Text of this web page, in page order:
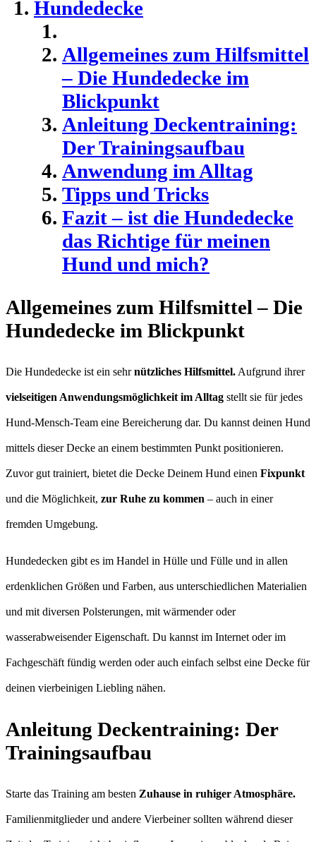
Hundedecke
Allgemeines zum Hilfsmittel
– Die Hundedecke im
Blickpunkt
Anleitung Deckentraining:
Der Trainingsaufbau
Anwendung im Alltag
Tipps und Tricks
Fazit – ist die Hundedecke
das Richtige für meinen
Hund und mich?
Allgemeines zum Hilfsmittel – Die
Hundedecke im Blickpunkt
Die Hundedecke ist ein sehrnützliches Hilfsmittel. Aufgrund ihrer
vielseitigen Anwendungsmöglichkeit im Alltag stellt sie für jedes
Hund-Mensch-Team eine Bereicherung dar. Du kannst deinen Hund
mittels dieser Decke an einem bestimmten Punkt positionieren.
Zuvor gut trainiert, bietet die Decke Deinem Hund einen Fixpunkt
und die Möglichkeit, zur Ruhe zu kommen – auch in einer
fremden Umgebung.
Hundedecken gibt es im Handel in Hülle und Fülle und in allen
erdenklichen Größen und Farben, aus unterschiedlichen Materialien
und mit diversen Polsterungen, mit wärmender oder
wasserabweisender Eigenschaft. Du kannst im Internet oder im
Fachgeschäft fündig werden oder auch einfach selbst eine Decke für
deinen vierbeinigen Liebling nähen.
Anleitung Deckentraining: Der
Trainingsaufbau
Starte das Training am besten Zuhause in ruhiger Atmosphäre.
Familienmitglieder und andere Vierbeiner sollten während dieser